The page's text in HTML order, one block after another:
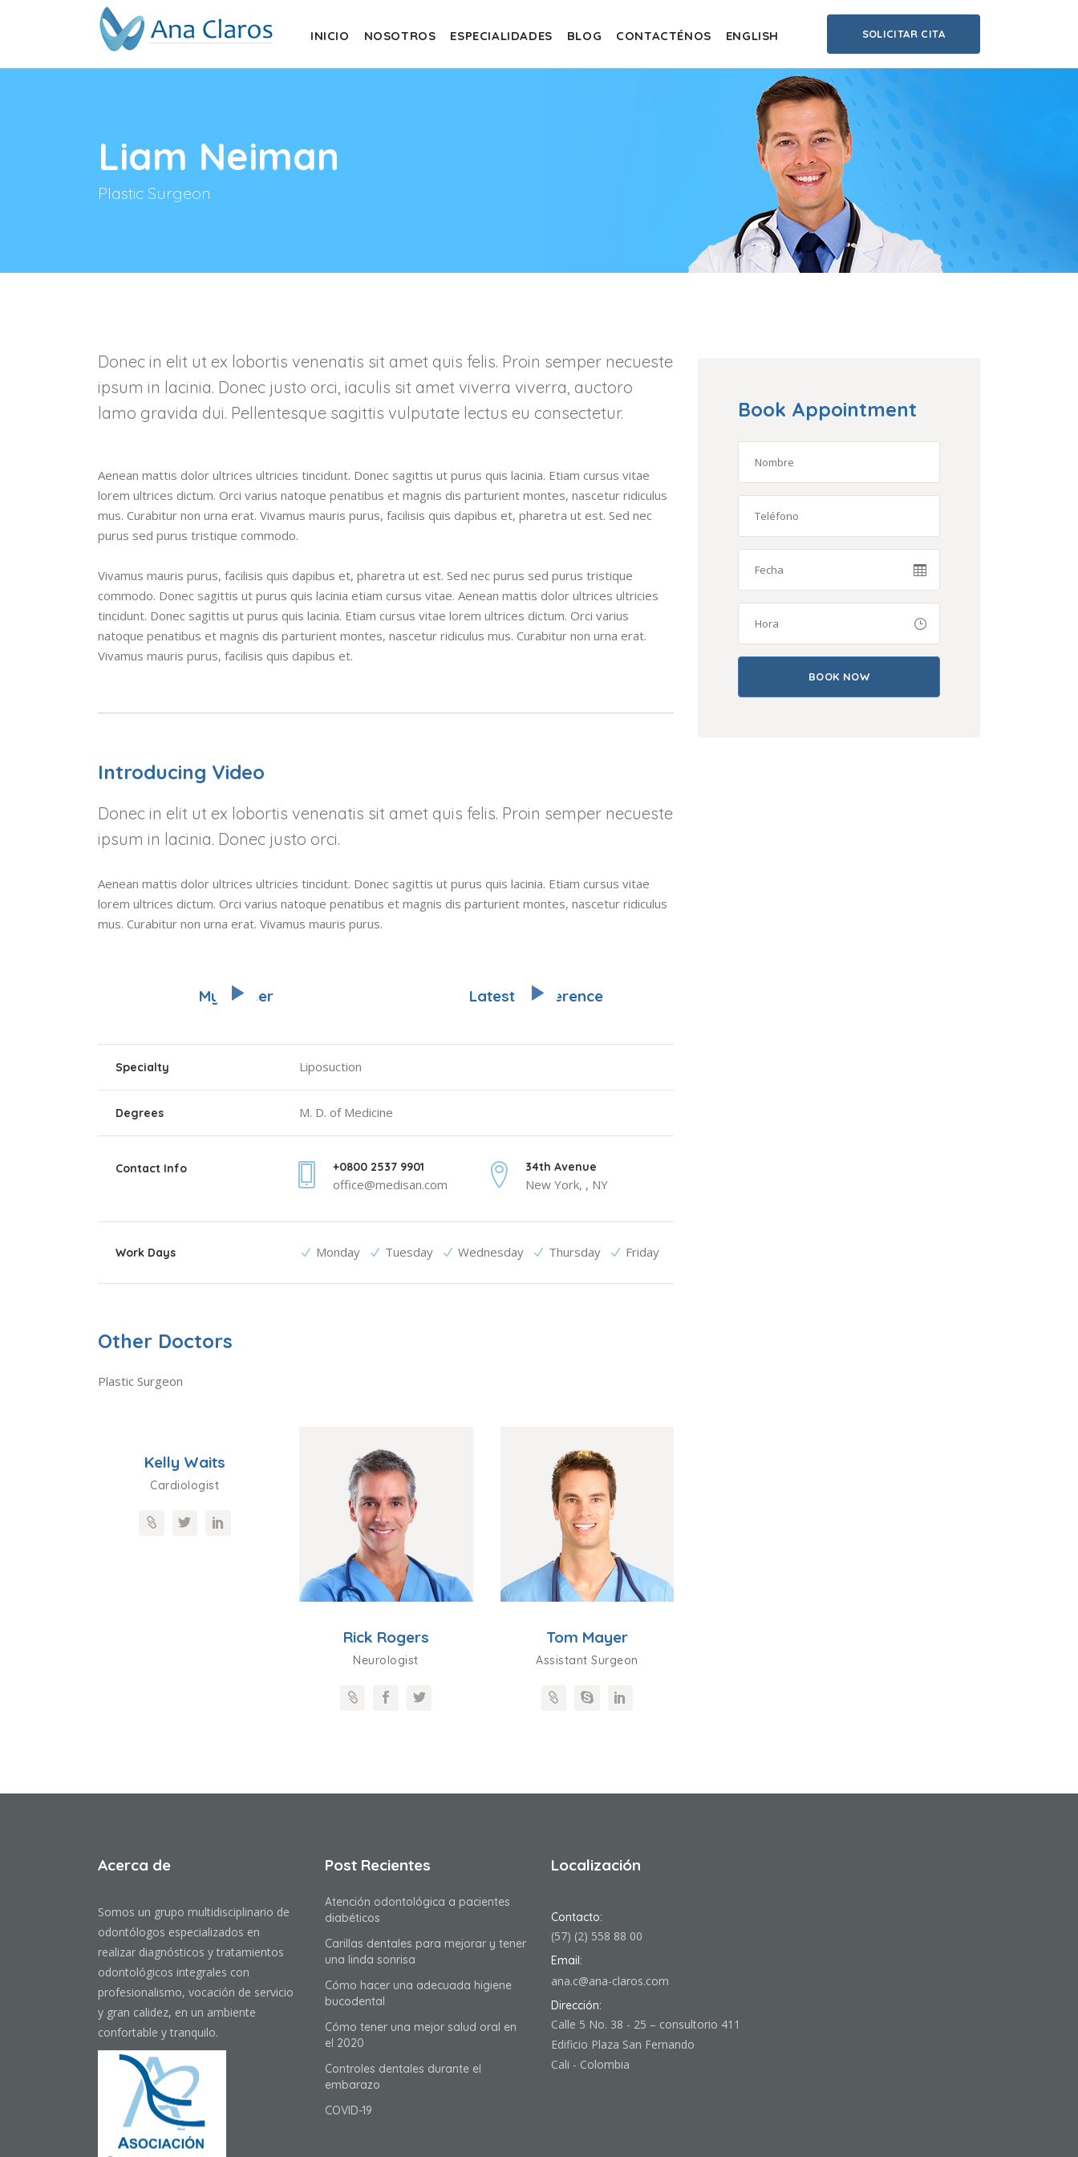
INICIO NOSOTROS ESPECIALIDADES BLOG CONTACTÉNOS ENGLISH SOLICITAR CITA
Liam Neiman
Plastic Surgeon
Donec in elit ut ex lobortis venenatis sit amet quis felis. Proin semper necueste
ipsum in lacinia. Donec justo orci, iaculis sit amet viverra viverra, auctoro
lamo gravida dui. Pellentesque sagittis vulputate lectus eu consectetur.
Aenean mattis dolor ultrices ultricies tincidunt. Donec sagittis ut purus quis lacinia. Etiam cursus vitae
lorem ultrices dictum. Orci varius natoque penatibus et magnis dis parturient montes, nascetur ridiculus
mus. Curabitur non urna erat. Vivamus mauris purus, facilisis quis dapibus et, pharetra ut est. Sed nec
purus sed purus tristique commodo.
Vivamus mauris purus, facilisis quis dapibus et, pharetra ut est. Sed nec purus sed purus tristique
commodo. Donec sagittis ut purus quis lacinia etiam cursus vitae. Aenean mattis dolor ultrices ultricies
tincidunt. Donec sagittis ut purus quis lacinia. Etiam cursus vitae lorem ultrices dictum. Orci varius
natoque penatibus et magnis dis parturient montes, nascetur ridiculus mus. Curabitur non urna erat.
Vivamus mauris purus, facilisis quis dapibus et.
Introducing Video
Donec in elit ut ex lobortis venenatis sit amet quis felis. Proin semper necueste
ipsum in lacinia. Donec justo orci.
Aenean mattis dolor ultrices ultricies tincidunt. Donec sagittis ut purus quis lacinia. Etiam cursus vitae
lorem ultrices dictum. Orci varius natoque penatibus et magnis dis parturient montes, nascetur ridiculus
mus. Curabitur non urna erat. Vivamus mauris purus.
My Career Latest Conference
Specialty Liposuction
Degrees M. D. of Medicine
Contact Info +0800 2537 9901
office@medisan.com
34th Avenue
New York, , NY
Work Days Monday Tuesday Wednesday Thursday Friday
Other Doctors
Plastic Surgeon
Kelly Waits
Cardiologist
Rick Rogers
Neurologist
Tom Mayer
Assistant Surgeon
Book Appointment
Acerca de
Somos un grupo multidisciplinario de
odontólogos especializados en
realizar diagnósticos y tratamientos
odontológicos integrales con
profesionalismo, vocación de servicio
y gran calidez, en un ambiente
confortable y tranquilo.
Post Recientes
Atención odontológica a pacientes
diabéticos
Carillas dentales para mejorar y tener
una linda sonrisa
Cómo hacer una adecuada higiene
bucodental
Cómo tener una mejor salud oral en
el 2020
Controles dentales durante el
embarazo
COVID-19
Localización
Contacto:
(57) (2) 558 88 00
Email:
ana.c@ana-claros.com
Dirección:
Calle 5 No. 38 - 25 – consultorio 411
Edificio Plaza San Fernando
Cali - Colombia